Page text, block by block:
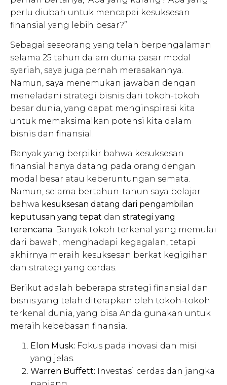
perlu diubah untuk mencapai kesuksesan
finansial yang lebih besar?”
Sebagai seseorang yang telah berpengalaman
selama 25 tahun dalam dunia pasar modal
syariah, saya juga pernah merasakannya.
Namun, saya menemukan jawaban dengan
meneladani strategi bisnis dari tokoh-tokoh
besar dunia, yang dapat menginspirasi kita
untuk memaksimalkan potensi kita dalam
bisnis dan finansial.
Banyak yang berpikir bahwa kesuksesan
finansial hanya datang pada orang dengan
modal besar atau keberuntungan semata.
Namun, selama bertahun-tahun saya belajar
bahwa kesuksesan datang dari pengambilan
keputusan yang tepat dan strategi yang
terencana. Banyak tokoh terkenal yang memulai
dari bawah, menghadapi kegagalan, tetapi
akhirnya meraih kesuksesan berkat kegigihan
dan strategi yang cerdas.
Berikut adalah beberapa strategi finansial dan
bisnis yang telah diterapkan oleh tokoh-tokoh
terkenal dunia, yang bisa Anda gunakan untuk
meraih kebebasan finansia.
Elon Musk: Fokus pada inovasi dan misi
yang jelas.
Warren Buffett: Investasi cerdas dan jangka